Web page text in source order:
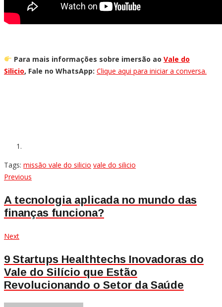
Para mais informações sobre imersão ao Vale do
Silicio, Fale no WhatsApp: Clique aqui para iniciar a conversa.
Tags: missão vale do silicio vale do silicio
Navegação
de
Post
Previous
A tecnologia aplicada no mundo das
finanças funciona?
NextNext
9 Startups Healthtechs Inovadoras do
Vale do Silício que Estão
Revolucionando o Setor da Saúde